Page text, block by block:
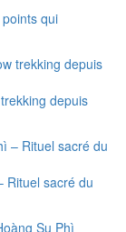
qui
depuis
Rituel sacré du